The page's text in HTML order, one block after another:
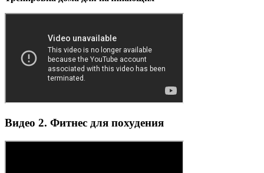
Видео 2. Фитнес для похудения